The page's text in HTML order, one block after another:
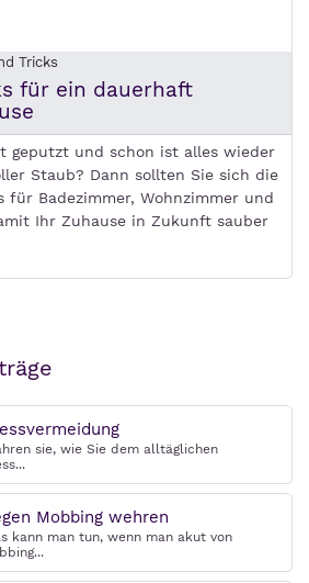
Tricks
für ein dauerhaft
geputzt und schon ist alles wieder
Staub? Dann sollten Sie sich die
für Badezimmer, Wohnzimmer und
Ihr Zuhause in Zukunft sauber
sie, wie Sie dem alltäglichen
Mobbing wehren
kann man tun, wenn man akut von